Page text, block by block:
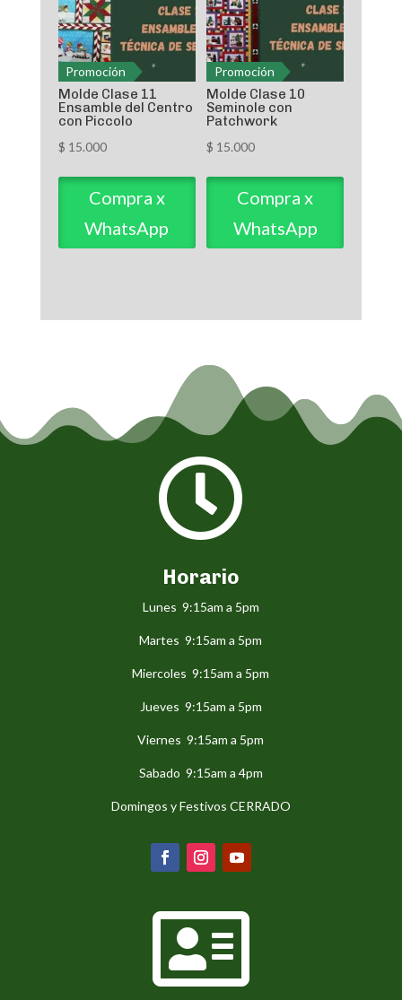
Promoción
Molde Clase 11
Ensamble del Centro
con Piccolo
$ 15.000
Compra x
WhatsApp
Promoción
Molde Clase 10
Seminole con
Patchwork
$ 15.000
Compra x
WhatsApp

Horario
Lunes 9:15am a 5pm
Martes 9:15am a 5pm
Miercoles 9:15am a 5pm
Jueves 9:15am a 5pm
Viernes 9:15am a 5pm
Sabado 9:15am a 4pm
Domingos y Festivos CERRADO
